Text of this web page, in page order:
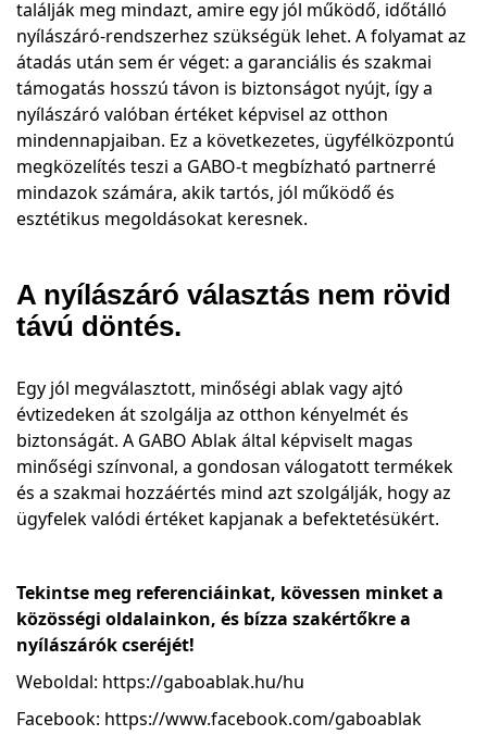
találják meg mindazt, amire egy jól működő, időtálló
nyílászáró-rendszerhez szükségük lehet. A folyamat az
átadás után sem ér véget: a garanciális és szakmai
támogatás hosszú távon is biztonságot nyújt, így a
nyílászáró valóban értéket képvisel az otthon
mindennapjaiban. Ez a következetes, ügyfélközpontú
megközelítés teszi a GABO-t megbízható partnerré
mindazok számára, akik tartós, jól működő és
esztétikus megoldásokat keresnek.
A nyílászáró választás nem rövid
távú döntés.
Egy jól megválasztott, minőségi ablak vagy ajtó
évtizedeken át szolgálja az otthon kényelmét és
biztonságát. A GABO Ablak által képviselt magas
minőségi színvonal, a gondosan válogatott termékek
és a szakmai hozzáértés mind azt szolgálják, hogy az
ügyfelek valódi értéket kapjanak a befektetésükért.
Tekintse meg referenciáinkat, kövessen minket a
közösségi oldalainkon, és bízza szakértőkre a
nyílászárók cseréjét!
Weboldal: https://gaboablak.hu/hu
Facebook: https://www.facebook.com/gaboablak